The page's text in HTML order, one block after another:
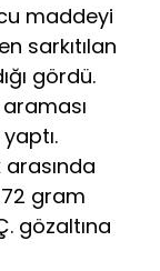
maddeyi
sarkıtılan
gördü.
gram
gözaltına